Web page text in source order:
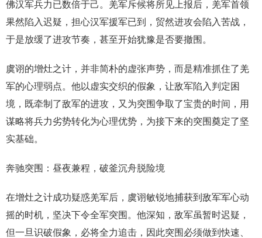
佛汉军兵力已数倍于己。羌军斥候将所见上报后，羌军首领
果然陷入迟疑，担心汉军援军已到，贸然进攻会陷入苦战，
于是放缓了进攻节奏，甚至开始犹豫是否要撤围。
虞诩的增灶之计，并非简朴的虚张声势，而是精准抓住了羌
军的心理弱点。他以虚实交织的假象，让敌军陷入判定困
境，既牵制了敌军的进攻，又为突围争取了宝贵的时间，用
谋略将兵力劣势转化为心理优势，为接下来的突围奠定了坚
实基础。
奔驰突围：昼夜兼程，破釜沉舟脱险境
在增灶之计成功疑惑羌军后，虞诩敏锐地捕获到敌军军心动
摇的时机，坚决下令全军突围。他深知，敌军虽暂时迟疑，
但一旦识破假象，必将全力追击，因此突围必须做到快速、